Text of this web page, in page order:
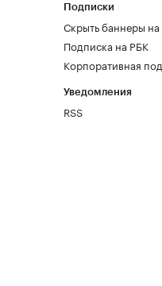
Подписки
Скрыть баннеры
Подписка на РБК
Корпоративная
Уведомления
RSS